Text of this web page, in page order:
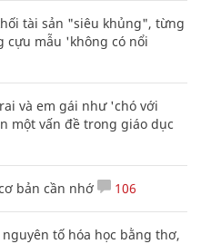
tài sản "siêu khủng", từng
cựu mẫu 'không có nổi
và em gái như 'chó với
một vấn đề trong giáo dục
bản cần nhớ 106
tố hóa học bằng thơ,